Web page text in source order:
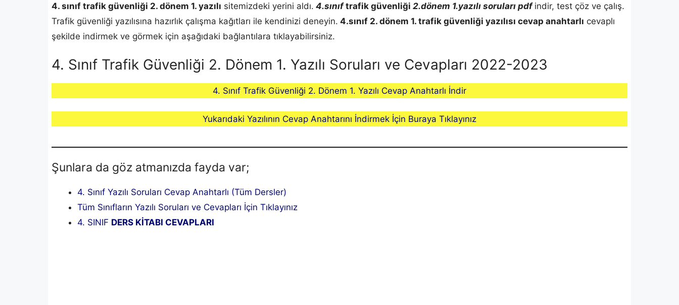
4. sınıf trafik güvenliği 2. dönem 1. yazılı sitemizdeki yerini aldı. 4.sınıftrafik güvenliği 2.dönem 1.yazılı soruları pdf indir, test çöz ve çalış.
Trafik güvenliği yazılısına hazırlık çalışma kağıtları ile kendinizi deneyin. 4.sınıf 2. dönem 1. trafik güvenliği yazılısı cevap anahtarlı cevaplı
şekilde indirmek ve görmek için aşağıdaki bağlantılara tıklayabilirsiniz.
4. Sınıf Trafik Güvenliği 2. Dönem 1. Yazılı Soruları ve Cevapları 2022-2023
4. Sınıf Trafik Güvenliği 2. Dönem 1. Yazılı Cevap Anahtarlı İndir
Yukarıdaki Yazılının Cevap Anahtarını İndirmek İçin Buraya Tıklayınız
Şunlara da göz atmanızda fayda var;
4. Sınıf Yazılı Soruları Cevap Anahtarlı (Tüm Dersler)
Tüm Sınıfların Yazılı Soruları ve Cevapları İçin Tıklayınız
4. SINIF DERS KİTABI CEVAPLARI